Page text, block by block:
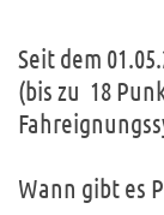
Seit dem
(bis zu 18
Wann gibt es